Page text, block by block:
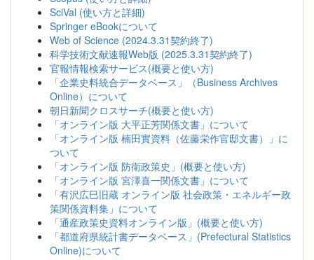
SciVal (使い方と詳細)
Springer eBookについて
Web of Science (2024.3.31契約終了)
科学技術文献速報Web版 (2025.3.31契約終了)
官報情報検索サービス(概要と使い方)
「企業史料統合データベース」（Business Archives
Online）について
朝日新聞クロスサーチ(概要と使い方)
「オンライン版 大平正芳関係文書」について
「オンライン版 楠田實資料（佐藤栄作官邸文書）」に
ついて
「オンライン版 防衛政策史」(概要と使い方)
「オンライン版 宮澤喜一関係文書」について
「有沢広巳旧蔵 オンライン版 社会政策・エネルギー政
策関係資料集」について
「通産政策史資料オンライン版」(概要と使い方)
「都道府県統計書データベース」(Prefectural Statistics
Online)について